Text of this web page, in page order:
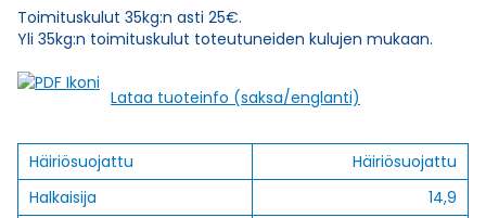
Toimituskulut 35kg:n asti 25€.
Yli 35kg:n toimituskulut toteutuneiden kulujen mukaan.
Lataa tuoteinfo (saksa/englanti)
Häiriösuojattu
Häiriösuojattu
Halkaisija
14,9